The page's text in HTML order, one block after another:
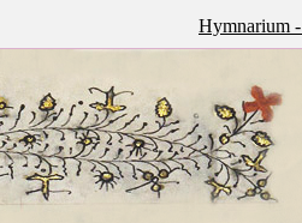
Hymnarium